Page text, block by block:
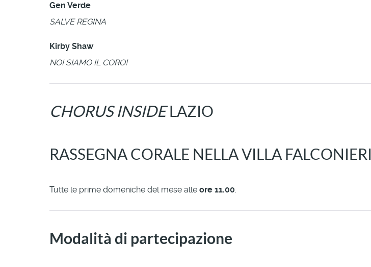
Gen Verde
SALVE REGINA
Kirby Shaw
NOI SIAMO IL CORO!
CHORUS INSIDELAZIO
RASSEGNA CORALE NELLA VILLA FALCONIERI
Tutte le prime domeniche del mese alle ore 11.00.
Modalità di partecipazione